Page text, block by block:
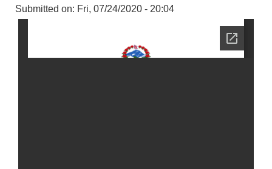
Submitted on: Fri, 07/24/2020 - 20:04